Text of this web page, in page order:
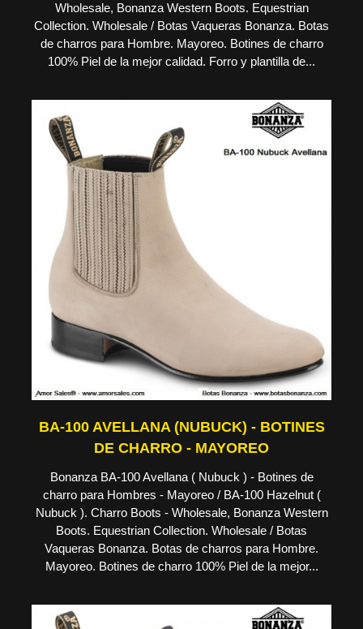
Wholesale, Bonanza Western Boots. Equestrian
Collection. Wholesale / Botas Vaqueras Bonanza. Botas
de charros para Hombre. Mayoreo. Botines de charro
100% Piel de la mejor calidad. Forro y plantilla de...
BA-100 AVELLANA (NUBUCK) - BOTINES
DE CHARRO - MAYOREO
Bonanza BA-100 Avellana ( Nubuck ) - Botines de
charro para Hombres - Mayoreo / BA-100 Hazelnut (
Nubuck ). Charro Boots - Wholesale, Bonanza Western
Boots. Equestrian Collection. Wholesale / Botas
Vaqueras Bonanza. Botas de charros para Hombre.
Mayoreo. Botines de charro 100% Piel de la mejor...